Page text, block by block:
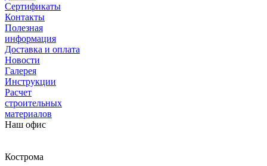
Сертификаты
Контакты
Полезная
информация
Доставка и оплата
Новости
Галерея
Инструкции
Расчет
строительных
материалов
Наш офис
Кострома